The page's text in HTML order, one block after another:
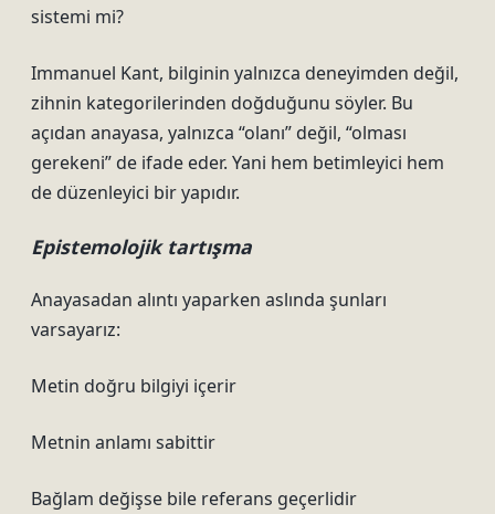
sistemi mi?
Immanuel Kant, bilginin yalnızca deneyimden değil,
zihnin kategorilerinden doğduğunu söyler. Bu
açıdan anayasa, yalnızca “olanı” değil, “olması
gerekeni” de ifade eder. Yani hem betimleyici hem
de düzenleyici bir yapıdır.
Epistemolojik tartışma
Anayasadan alıntı yaparken aslında şunları
varsayarız:
Metin doğru bilgiyi içerir
Metnin anlamı sabittir
Bağlam değişse bile referans geçerlidir